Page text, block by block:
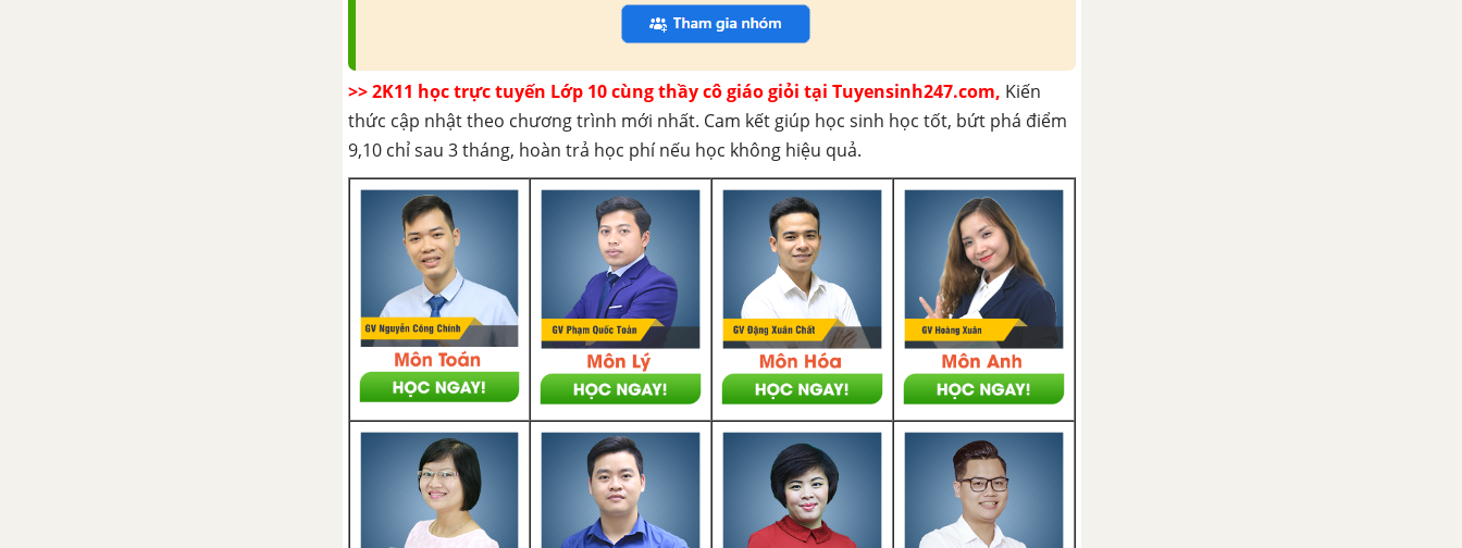
>> 2K11 học trực tuyến Lớp 10 cùng thầy cô giáo giỏi tại Tuyensinh247.com, Kiến
thức cập nhật theo chương trình mới nhất. Cam kết giúp học sinh học tốt, bứt phá điểm
9,10 chỉ sau 3 tháng, hoàn trả học phí nếu học không hiệu quả.